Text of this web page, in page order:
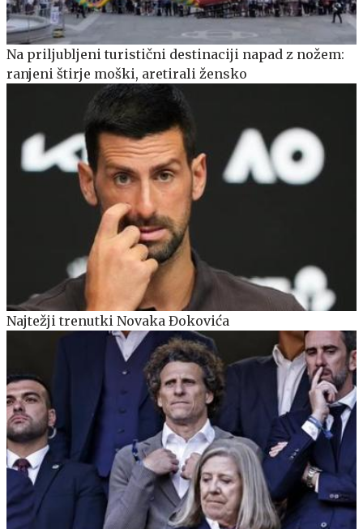
Na priljubljeni turistični destinaciji napad z nožem:
ranjeni štirje moški, aretirali žensko
Najtežji trenutki Novaka Đokovića